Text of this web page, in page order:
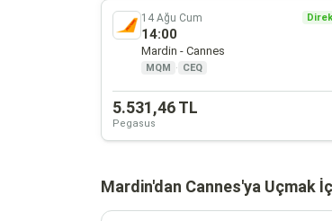
14 Ağu Cum
14:00
Mardin - Cannes
MQM · CEQ
5.531,46 TL
Pegasus
Mardin'dan Cannes'ya Uçmak